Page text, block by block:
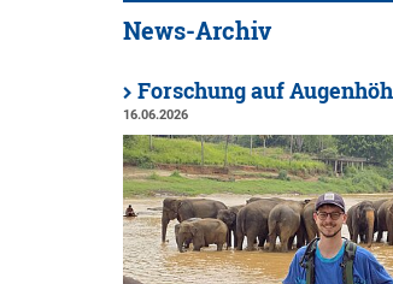
News-Archiv
Forschung auf
16.06.2026